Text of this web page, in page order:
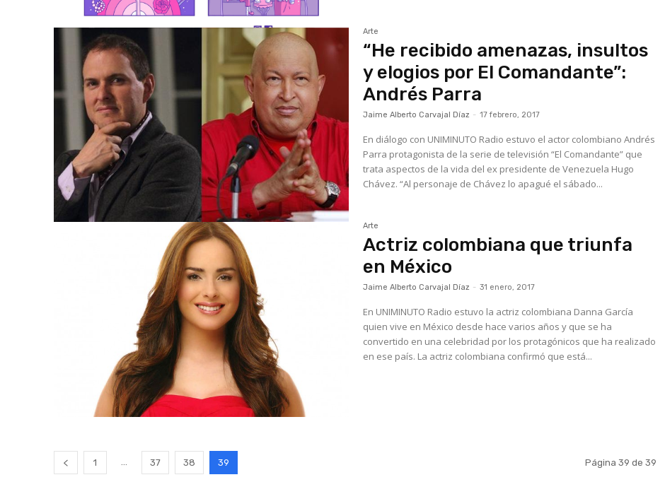
Arte
“He recibido amenazas, insultos
y elogios por El Comandante”:
Andrés Parra
Jaime Alberto Carvajal Díaz - 17 febrero, 2017
En diálogo con UNIMINUTO Radio estuvo el actor colombiano Andrés
Parra protagonista de la serie de televisión “El Comandante” que
trata aspectos de la vida del ex presidente de Venezuela Hugo
Chávez. “Al personaje de Chávez lo apagué el sábado...
Arte
Actriz colombiana que triunfa
en México
Jaime Alberto Carvajal Díaz - 31 enero, 2017
En UNIMINUTO Radio estuvo la actriz colombiana Danna García
quien vive en México desde hace varios años y que se ha
convertido en una celebridad por los protagónicos que ha realizado
en ese país. La actriz colombiana confirmó que está...
1 37 38 39 Página 39 de 39